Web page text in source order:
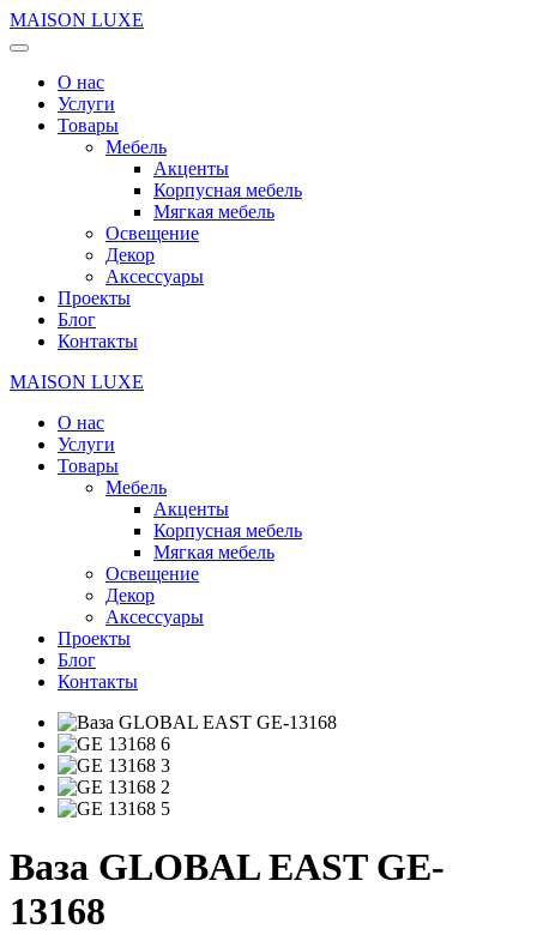
MAISON LUXE
О нас
Услуги
Товары
Мебель
Акценты
Корпусная мебель
Мягкая мебель
Освещение
Декор
Аксессуары
Проекты
Блог
Контакты
MAISON LUXE
О нас
Услуги
Товары
Мебель
Акценты
Корпусная мебель
Мягкая мебель
Освещение
Декор
Аксессуары
Проекты
Блог
Контакты
Ваза GLOBAL EAST GE-
13168